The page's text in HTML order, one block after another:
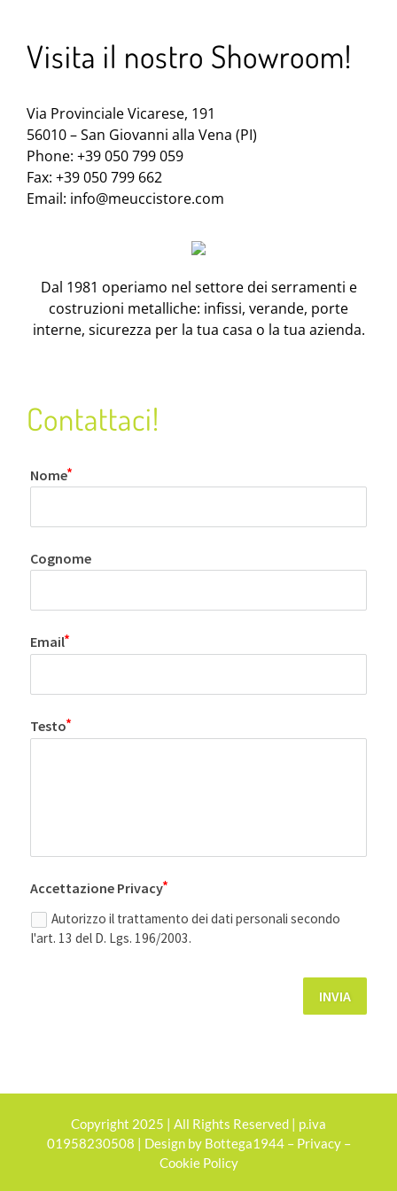
Visita il nostro Showroom!
Via Provinciale Vicarese, 191
56010 – San Giovanni alla Vena (PI)
Phone: +39 050 799 059
Fax: +39 050 799 662
Email: info@meuccistore.com
Dal 1981 operiamo nel settore dei serramenti e
costruzioni metalliche: infissi, verande, porte
interne, sicurezza per la tua casa o la tua azienda.
Contattaci!
Nome
Cognome
Email
Testo
Accettazione Privacy
Autorizzo il trattamento dei dati personali secondo
l'art. 13 del D. Lgs. 196/2003.
INVIA
Copyright 2025 | All Rights Reserved | p.iva
01958230508 | Design by Bottega1944 – Privacy–
Cookie Policy